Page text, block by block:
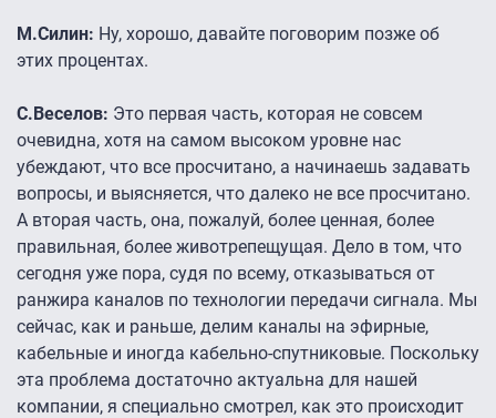
М.Силин: Ну, хорошо, давайте поговорим позже об
этих процентах.
С.Веселов: Это первая часть, которая не совсем
очевидна, хотя на самом высоком уровне нас
убеждают, что все просчитано, а начинаешь задавать
вопросы, и выясняется, что далеко не все просчитано.
А вторая часть, она, пожалуй, более ценная, более
правильная, более животрепещущая. Дело в том, что
сегодня уже пора, судя по всему, отказываться от
ранжира каналов по технологии передачи сигнала. Мы
сейчас, как и раньше, делим каналы на эфирные,
кабельные и иногда кабельно-спутниковые. Поскольку
эта проблема достаточно актуальна для нашей
компании, я специально смотрел, как это происходит